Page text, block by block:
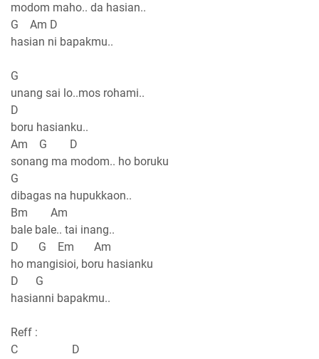
modom maho.. da hasian..
G Am D
hasian ni bapakmu..
G
unang sai lo..mos rohami..
D
boru hasianku..
Am G D
sonang ma modom.. ho boruku
G
dibagas na hupukkaon..
Bm Am
bale bale.. tai inang..
D G Em Am
ho mangisioi, boru hasianku
D G
hasianni bapakmu..
Reff :
C D